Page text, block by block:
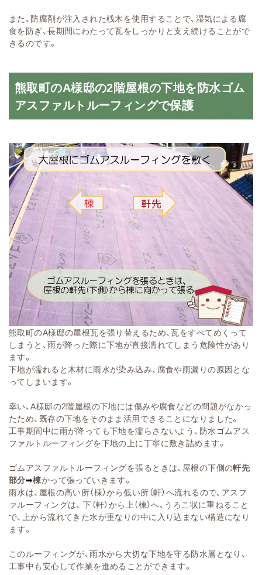
また、防腐剤が注入された桟木を使用することで、湿気による腐
食を防ぎ、長期間にわたって瓦をしっかりと支え続けることがで
きるのです。
熊取町のA様邸の2階屋根の下地を防水ゴム
アスファルトルーフィングで保護
熊取町のA様邸の屋根瓦を張り替えるため、瓦をすべてめくって
しまうと、雨が降った際に下地が直接濡れてしまう危険性があり
ます。
下地が濡れると木材に雨水が染み込み、腐食や雨漏りの原因とな
ってしまいます。
幸い、A様邸の2階屋根の下地には傷みや腐食などの問題がなかっ
たため、既存の下地をそのまま活用できることになりました。
工事期間中に雨が降っても下地を濡らさないよう、防水ゴムアス
ファルトルーフィングを下地の上に丁寧に敷き詰めます。
ゴムアスファルトルーフィングを張るときは、屋根の下側の軒先
部分➡棟かって張っていきます。
雨水は、屋根の高い所（棟）から低い所（軒）へ流れるので、アスフ
ァルーフィングは、 下（軒）から上（棟）へ、うろこ状に重ねること
で、上から流れてきた水が重なりの中に入り込まない構造になり
ます。
このルーフィングが、雨水から大切な下地を守る防水層となり、
工事中も安心して作業を進めることができます。